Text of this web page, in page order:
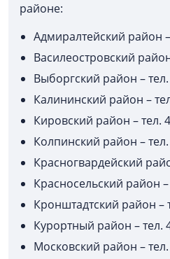
районе:
Адмиралтейский район
Василеостровский
Выборгский район –
Калининский район –
Кировский район – тел.
Колпинский район –
Красногвардейский
Красносельский район –
Кронштадтский район –
Курортный район – тел.
Московский район –